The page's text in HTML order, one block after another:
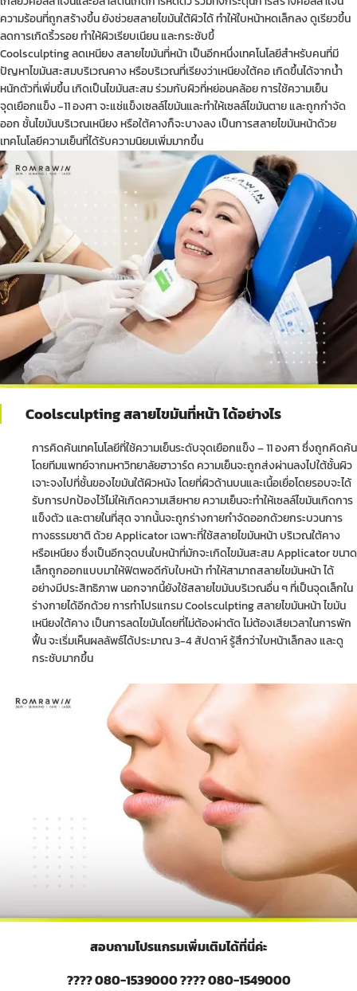
ความร้อนที่ถูกสร้างขึ้น ยังช่วยสลายไขมันใต้ผิวได้ ทำให้ใบหน้าหดเล็กลง ดูเรียวขึ้น
ลดการเกิดริ้วรอย ทำให้ผิวเรียบเนียน และกระชับขึ้
Coolsculpting ลดเหนียง สลายไขมันที่หน้า เป็นอีกหนึ่งเทคโนโลยีสำหรับคนที่มี
ปัญหาไขมันสะสมบริเวณคาง หรือบริเวณที่เรียงว่าเหนียงใต้คอ เกิดขึ้นได้จากน้ำ
หนักตัวที่เพิ่มขึ้น เกิดเป็นไขมันสะสม ร่วมกับผิวที่หย่อนคล้อย การใช้ความเย็น
จุดเยือกแข็ง -11 องศา จะแช่แข็งเซลล์ไขมันและทำให้เซลล์ไขมันตาย และถูกกำจัด
ออก ชั้นไขมันบริเวณเหนียง หรือใต้คางก็จะบางลง เป็นการสลายไขมันหน้าด้วย
เทคโนโลยีความเย็นที่ได้รับความนิยมเพิ่มมากขึ้น
Coolsculpting สลายไขมันที่หน้า ได้อย่างไร
การคิดค้นเทคโนโลยีที่ใช้ความเย็นระดับจุดเยือกแข็ง – 11 องศา ซึ่งถูกคิดค้น
โดยทีมแพทย์จากมหาวิทยาลัยฮาวาร์ด ความเย็นจะถูกส่งผ่านลงไปใต้ชั้นผิว
เจาะจงไปที่ชั้นของไขมันใต้ผิวหนัง โดยที่ผิวด้านบนและเนื้อเยื่อโดยรอบจะได้
รับการปกป้องไว้ไม่ให้เกิดความเสียหาย ความเย็นจะทำให้เซลล์ไขมันเกิดการ
แข็งตัว และตายในที่สุด จากนั้นจะถูกร่างกายกำจัดออกด้วยกระบวนการ
ทางธรรมชาติ ด้วย Applicator เฉพาะที่ใช้สลายไขมันหน้า บริเวณใต้คาง
หรือเหนียง ซึ่งเป็นอีกจุดบนใบหน้าที่มักจะเกิดไขมันสะสม Applicator ขนาด
เล็กถูกออกแบบมาให้ฟิตพอดีกับใบหน้า ทำให้สามาถสลายไขมันหน้า ได้
อย่างมีประสิทธิภาพ นอกจากนี้ยังใช้สลายไขมันบริเวณอื่น ๆ ที่เป็นจุดเล็กใน
ร่างกายได้อีกด้วย การทำโปรแกรม Coolsculpting สลายไขมันหน้า ไขมัน
เหนียงใต้คาง เป็นการลดไขมันโดยที่ไม่ต้องผ่าตัด ไม่ต้องเสียเวลาในการพัก
ฟื้น จะเริ่มเห็นผลลัพธ์ได้ประมาณ 3-4 สัปดาห์ รู้สึกว่าใบหน้าเล็กลง และดู
กระชับมากขึ้น
สอบถามโปรแกรมเพิ่มเติมได้ที่นี่ค่ะ
???? 080-1539000 ???? 080-1549000